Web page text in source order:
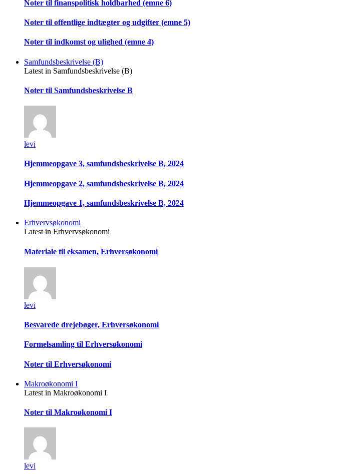
Noter til finanspolitisk holdbarhed (emne 6)
Noter til offentlige indtægter og udgifter (emne 5)
Noter til indkomst og ulighed (emne 4)
Samfundsbeskrivelse (B)
Latest in Samfundsbeskrivelse (B)
Noter til Samfundsbeskrivelse B
levi
Hjemmeopgave 3, samfundsbeskrivelse B, 2024
Hjemmeopgave 2, samfundsbeskrivelse B, 2024
Hjemmeopgave 1, samfundsbeskrivelse B, 2024
Erhvervsøkonomi
Latest in Erhvervsøkonomi
Materiale til eksamen, Erhversøkonomi
levi
Besvarede drejebøger, Erhversøkonomi
Formelsamling til Erhversøkonomi
Noter til Erhversøkonomi
Makroøkonomi I
Latest in Makroøkonomi I
Noter til Makroøkonomi I
levi